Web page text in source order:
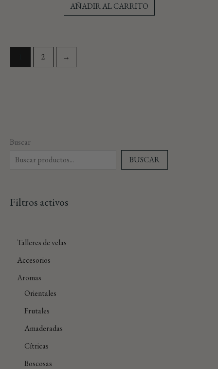
Buscar
BUSCAR
Filtros activos
Talleres de velas
Accesorios
Aromas
Orientales
Frutales
Amaderadas
Cítricas
Boscosas
AÑADIR AL CARRITO
2 →